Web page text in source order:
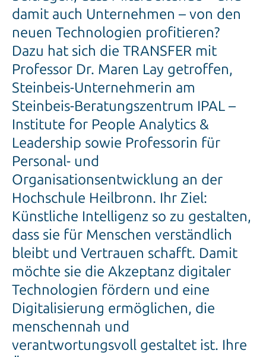
damit auch Unternehmen – von den
neuen Technologien profitieren?
Dazu hat sich die TRANSFER mit
Professor Dr. Maren Lay getroffen,
Steinbeis-Unternehmerin am
Steinbeis-Beratungszentrum IPAL –
Institute for People Analytics &
Leadership sowie Professorin für
Personal- und
Organisationsentwicklung an der
Hochschule Heilbronn. Ihr Ziel:
Künstliche Intelligenz so zu gestalten,
dass sie für Menschen verständlich
bleibt und Vertrauen schafft. Damit
möchte sie die Akzeptanz digitaler
Technologien fördern und eine
Digitalisierung ermöglichen, die
menschennah und
verantwortungsvoll gestaltet ist. Ihre